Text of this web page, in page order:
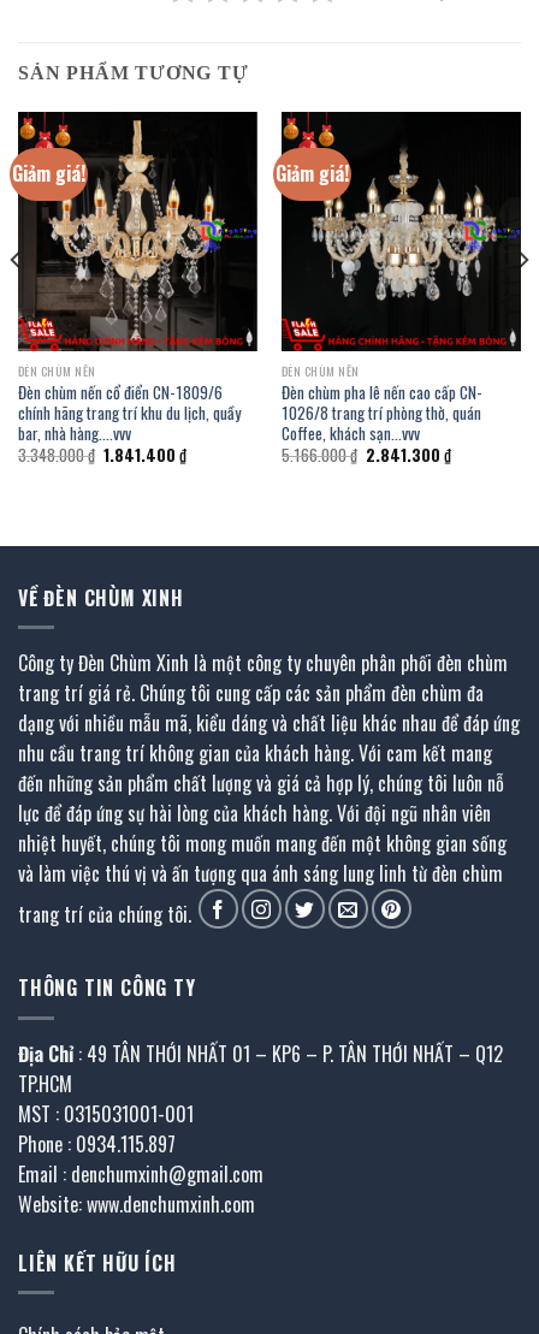
SẢN PHẨM TƯƠNG TỰ
Giảm giá!
ĐÈN CHÙM NẾN
Đèn chùm nến cổ điển CN-1809/6
chính hãng trang trí khu du lịch, quầy
bar, nhà hàng….vvv
3.348.000₫ Giá
gốc
1.841.400 ₫Giá
hiện
Giảm giá!
ĐÈN CHÙM NẾN
Đèn chùm pha lê nến cao cấp CN-
1026/8 trang trí phòng thờ, quán
Coffee, khách sạn…vvv
5.166.000₫ Giá
gốc
2.841.300 ₫Giá
hiện
VỀ ĐÈN CHÙM XINH
Công ty Đèn Chùm Xinh là một công ty chuyên phân phối đèn chùm
trang trí giá rẻ. Chúng tôi cung cấp các sản phẩm đèn chùm đa
dạng với nhiều mẫu mã, kiểu dáng và chất liệu khác nhau để đáp ứng
nhu cầu trang trí không gian của khách hàng. Với cam kết mang
đến những sản phẩm chất lượng và giá cả hợp lý, chúng tôi luôn nỗ
lực để đáp ứng sự hài lòng của khách hàng. Với đội ngũ nhân viên
nhiệt huyết, chúng tôi mong muốn mang đến một không gian sống
và làm việc thú vị và ấn tượng qua ánh sáng lung linh từ đèn chùm
trang trí của chúng tôi.
THÔNG TIN CÔNG TY
Địa Chỉ : 49 TÂN THỚI NHẤT 01 – KP6 – P. TÂN THỚI NHẤT – Q12
TP.HCM
MST : 0315031001-001
Phone : 0934.115.897
Email : denchumxinh@gmail.com
Website: www.denchumxinh.com
LIÊN KẾT HỮU ÍCH